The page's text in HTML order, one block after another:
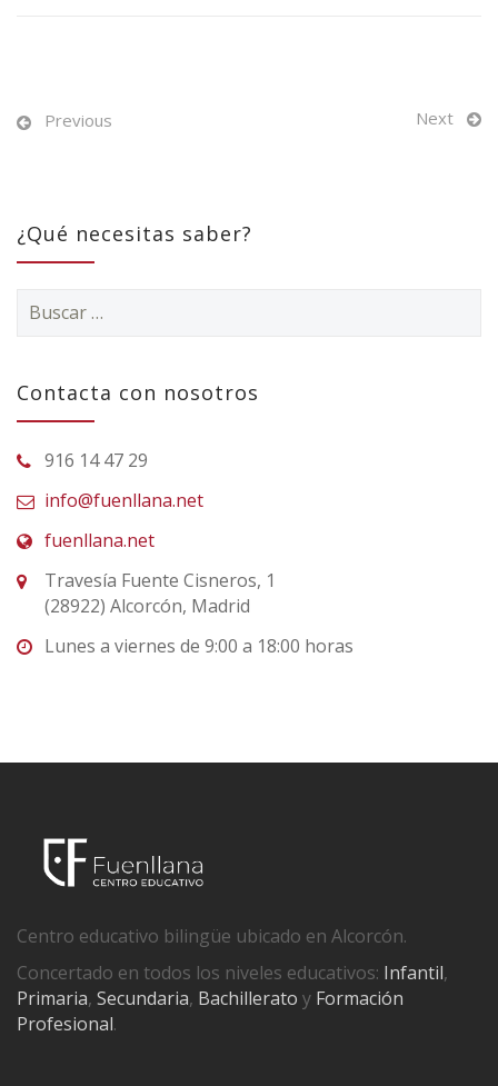
Previous Next
¿Qué necesitas saber?
Buscar:
Contacta con nosotros
916 14 47 29
info@fuenllana.net
fuenllana.net
Travesía Fuente Cisneros, 1
(28922) Alcorcón, Madrid
Lunes a viernes de 9:00 a 18:00 horas
Centro educativo bilingüe ubicado en Alcorcón.
Concertado en todos los niveles educativos: Infantil,
Primaria, Secundaria, Bachillerato y Formación
Profesional.